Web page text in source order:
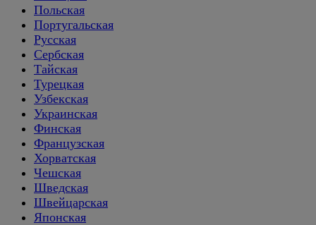
Польская
Португальская
Русская
Сербская
Тайская
Турецкая
Узбекская
Украинская
Финская
Французская
Хорватская
Чешская
Шведская
Швейцарская
Японская